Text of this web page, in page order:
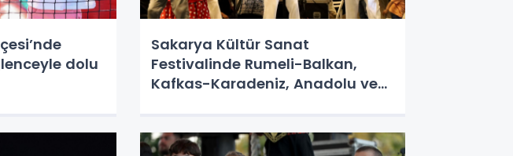
dolu
Sakarya Kültür Sanat
Festivalinde Rumeli-Balkan,
Kafkas-Karadeniz, Anadolu ve
Bahçesinde coşturdu